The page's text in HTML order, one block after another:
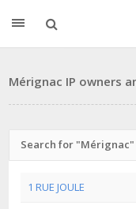
Mérignac IP owners
Search for "Mérignac"
1 RUE JOULE